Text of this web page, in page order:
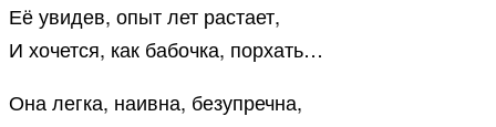
Её увидев, опыт лет растает,
И хочется, как бабочка, порхать…
Она легка, наивна, безупречна,